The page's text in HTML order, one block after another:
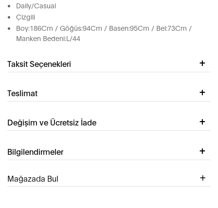
Daily/Casual
Çizgili
Boy:186Cm / Göğüs:94Cm / Basen:95Cm / Bel:73Cm /
Manken Bedeni:L/44
Taksit Seçenekleri
Teslimat
Değişim ve Ücretsiz İade
Bilgilendirmeler
Mağazada Bul